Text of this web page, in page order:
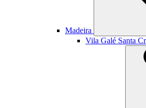
Madeira
Vila Galé Santa